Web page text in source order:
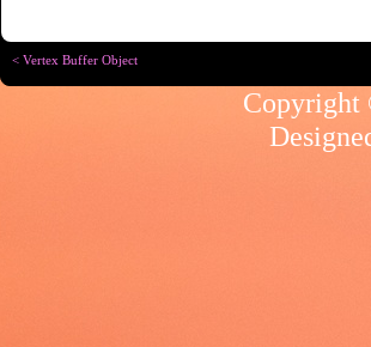
< Vertex Buffer Object
Copyright